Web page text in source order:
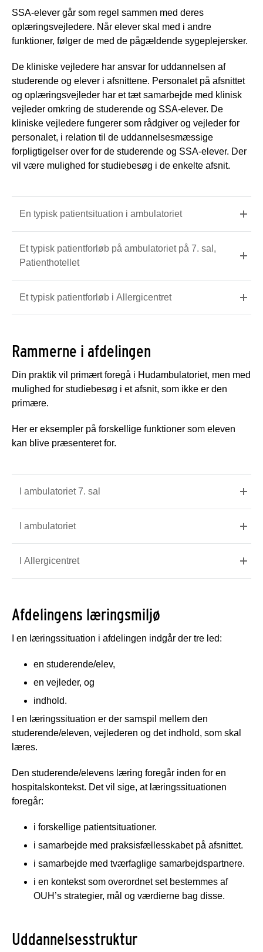
SSA-elever går som regel sammen med deres
oplæringsvejledere. Når elever skal med i andre
funktioner, følger de med de pågældende sygeplejersker.
De kliniske vejledere har ansvar for uddannelsen af
studerende og elever i afsnittene. Personalet på afsnittet
og oplæringsvejleder har et tæt samarbejde med klinisk
vejleder omkring de studerende og SSA-elever. De
kliniske vejledere fungerer som rådgiver og vejleder for
personalet, i relation til de uddannelsesmæssige
forpligtigelser over for de studerende og SSA-elever. Der
vil være mulighed for studiebesøg i de enkelte afsnit.
En typisk patientsituation i ambulatoriet
Et typisk patientforløb på ambulatoriet på 7. sal,
Patienthotellet
Et typisk patientforløb i Allergicentret
Rammerne i afdelingen
Din praktik vil primært foregå i Hudambulatoriet, men med
mulighed for studiebesøg i et afsnit, som ikke er den
primære.
Her er eksempler på forskellige funktioner som eleven
kan blive præsenteret for.
I ambulatoriet 7. sal
I ambulatoriet
I Allergicentret
Afdelingens læringsmiljø
I en læringssituation i afdelingen indgår der tre led:
en studerende/elev,
en vejleder, og
indhold.
I en læringssituation er der samspil mellem den
studerende/eleven, vejlederen og det indhold, som skal
læres.
Den studerende/elevens læring foregår inden for en
hospitalskontekst. Det vil sige, at læringssituationen
foregår:
i forskellige patientsituationer.
i samarbejde med praksisfællesskabet på afsnittet.
i samarbejde med tværfaglige samarbejdspartnere.
i en kontekst som overordnet set bestemmes af
OUH’s strategier, mål og værdierne bag disse.
Uddannelsesstruktur